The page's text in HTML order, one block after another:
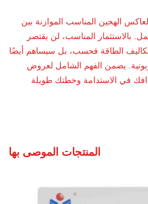
الهجين المناسب الموازنة بين
بالاستثمار المناسب، لن يقتصر
الطاقة فحسب، بل سيساهم أيضًا
يضمن الفهم الشامل لعروض
في الاستدامة وخطتك طويلة
المنتجات الموصى بها